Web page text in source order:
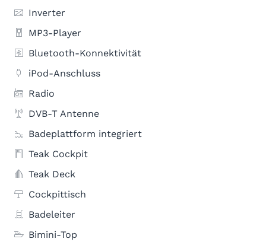
Inverter
MP3-Player
Bluetooth-Konnektivität
iPod-Anschluss
Radio
DVB-T Antenne
Badeplattform integriert
Teak Cockpit
Teak Deck
Cockpittisch
Badeleiter
Bimini-Top